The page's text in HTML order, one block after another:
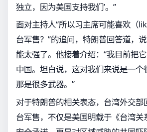
独立，因为美国支持我们’。”
面对主持人“所以习主席可能喜欢（
台军售？”的追问，特朗普回答道，
能太强了。他接着介绍：“我目前把
中国。坦白说，这对我们来说是一个
那是很多武器。”
对于特朗普的相关表态，台湾外交部
台军售，不仅是美国明载于《台湾